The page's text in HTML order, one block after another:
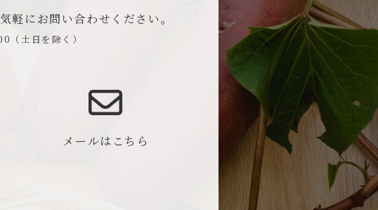
軽にお問い合わせください。
（土日を除く）
メールはこちら